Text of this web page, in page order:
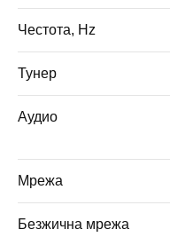
Честота, Hz
Тунер
Аудио
Мрежа
Безжична мрежа